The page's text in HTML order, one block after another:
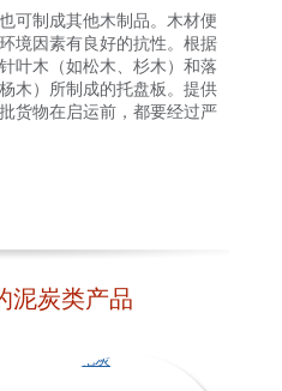
可制成其他木制品。木材便
境因素有良好的抗性。根据
叶木（如松木、杉木）和落
木）所制成的托盘板。提供
货物在启运前，都要经过严
泥炭类产品